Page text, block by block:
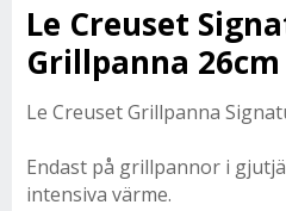
Le Creuset
Grillpanna
Le Creuset Grillpanna
Endast på grillpannor i
intensiva värme.